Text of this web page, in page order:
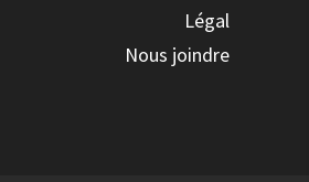
Légal
Nous joindre